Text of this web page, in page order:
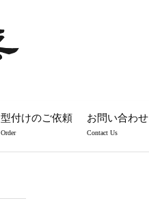
型付けのご依頼
Order
お問い合わせ
Contact Us